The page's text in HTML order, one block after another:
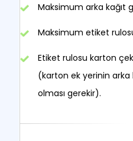
Maksimum arka kağıt
Maksimum etiket
Etiket rulosu karton
(karton ek yerinin arka
olması gerekir).